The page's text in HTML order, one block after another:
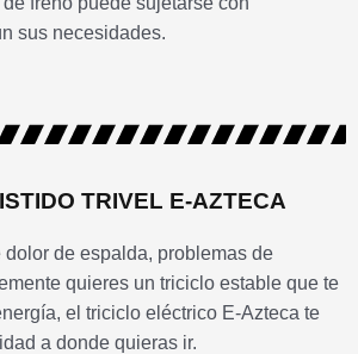
sus necesidades.
TRIVEL E-AZTECA
dolor de espalda, problemas de
quieres un triciclo estable que te
el triciclo eléctrico E-Azteca te
a donde quieras ir.